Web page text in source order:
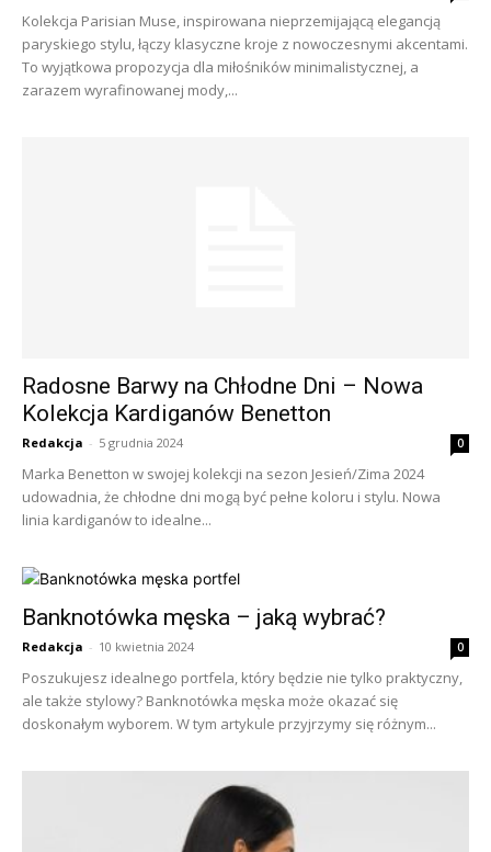
Kolekcja Parisian Muse, inspirowana nieprzemijającą elegancją
paryskiego stylu, łączy klasyczne kroje z nowoczesnymi akcentami.
To wyjątkowa propozycja dla miłośników minimalistycznej, a
zarazem wyrafinowanej mody,...
Radosne Barwy na Chłodne Dni – Nowa
Kolekcja Kardiganów Benetton
Redakcja - 5 grudnia 2024 0
Marka Benetton w swojej kolekcji na sezon Jesień/Zima 2024
udowadnia, że chłodne dni mogą być pełne koloru i stylu. Nowa
linia kardiganów to idealne...
Banknotówka męska – jaką wybrać?
Redakcja - 10 kwietnia 2024 0
Poszukujesz idealnego portfela, który będzie nie tylko praktyczny,
ale także stylowy? Banknotówka męska może okazać się
doskonałym wyborem. W tym artykule przyjrzymy się różnym...